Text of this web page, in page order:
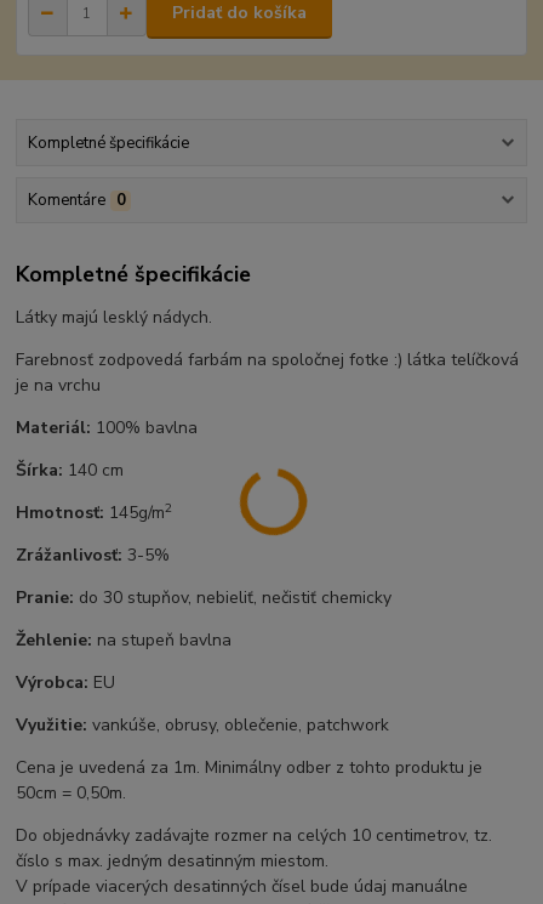
Pridať do košíka
Kompletné špecifikácie
Komentáre 0
Kompletné špecifikácie
Látky majú lesklý nádych.
Farebnosť zodpovedá farbám na spoločnej fotke :) látka telíčková
je na vrchu
Materiál: 100% bavlna
Šírka: 140 cm
Hmotnosť: 145g/m2
Zrážanlivosť: 3-5%
Pranie: do 30 stupňov, nebieliť, nečistiť chemicky
Žehlenie: na stupeň bavlna
Výrobca: EU
Využitie: vankúše, obrusy, oblečenie, patchwork
Cena je uvedená za 1m. Minimálny odber z tohto produktu je
50cm = 0,50m.
Do objednávky zadávajte rozmer na celých 10 centimetrov, tz.
číslo s max. jedným desatinným miestom.
V prípade viacerých desatinných čísel bude údaj manuálne